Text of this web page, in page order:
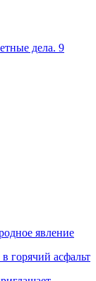
дела. 9
явление
горячий асфальт